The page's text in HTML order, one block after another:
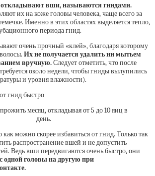
вши, называются гнидами.
их на коже головы человека, чаще всего за
Именно в этих областях выделяется тепло,
периода гнид.
очень прочный «клей», благодаря которому
Их не получается удалить ни мытьем
вручную.Следует отметить, что после
около недели, чтобы гниды вылупились
и уровня влажности).
месяц, откладывая от 5 до 10 яиц в
день.
можно скорее избавиться от гнид. Только так
распространение вшей и не допустить
Ведь вши передвигаются очень быстро, они
одной головы на другую при